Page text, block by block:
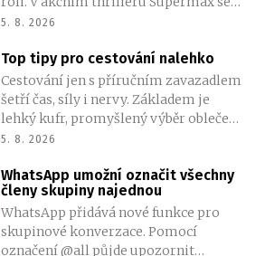
objeví společně s Willem Smithem a
postavě zatím tvůrci tají.
5. 8. 2026
Top tipy pro cestování nalehko
Cestování jen s příručním zavazadlem
šetří čas, síly i nervy. Základem je
lehký kufr, promyšlený výběr oblečení
a omezení věcí, které balíme jen pro
znamená větší volnost při přesunech a
méně starostí na letištích, ve vlacích i v
ulicích měst. Jak si zabalit úsporně?
5. 8. 2026
WhatsApp umožní označit všechny
členy skupiny najednou
WhatsApp přidává nové funkce pro
skupinové konverzace. Pomocí
označení @all půjde upozornit